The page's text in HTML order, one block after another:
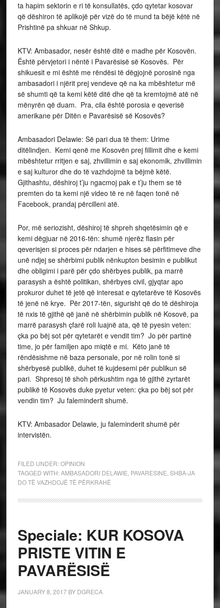
ta hapim sektorin e ri të konsullatës, çdo qytetar kosovar
që dëshiron të aplikojë për vizë do të mund ta bëjë këtë në
Prishtinë pa shkuar në Shkup.
KTV: Ambasador, nesër është ditë e madhe për Kosovën.
Është përvjetori i nëntë i Pavarësisë së Kosovës. Për
shikuesit e mi është me rëndësi të dëgjojnë porosinë nga
ambasadori i njërit prej vendeve që na ka mbështetur më
së shumti që ta kemi këtë ditë dhe që ta kremtojmë atë në
mënyrën që duam. Pra, cila është porosia e qeverisë
amerikane për Ditën e Pavarësisë së Kosovës?
Ambasadori Delawie: Së pari dua të them: Urime
ditëlindjen. Kemi qenë me Kosovën prej fillimit dhe e kemi
mbështetur rritjen e saj, zhvillimin e saj ekonomik, zhvillimin
e saj kulturor dhe do të vazhdojmë ta bëjmë këtë.
Gjithashtu, dëshiroj t’ju ngacmoj pak e t’ju them se të
premten do ta kemi një video të re në faqen tonë në
Facebook, prandaj përcilleni atë.
Por, më seriozisht, dëshiroj të shpreh shqetësimin që e
kemi dëgjuar në 2016-tën: shumë njerëz flasin për
qeverisjen si proces për ndarjen e hises së përfitimeve dhe
unë ndjej se shërbimi publik nënkupton besimin e publikut
dhe obligimi i parë për çdo shërbyes publik, pa marrë
parasysh a është politikan, shërbyes civil, gjyqtar apo
prokuror duhet të jetë që interesat e qytetarëve të Kosovës
të jenë në krye. Për 2017-tën, sigurisht që do të dëshiroja
të nxis të gjithë që janë në shërbimin publik në Kosovë, pa
marrë parasysh çfarë roli luajnë ata, që të pyesin veten:
çka po bëj sot për qytetarët e vendit tim? Jo për partinë
time, jo për familjen apo miqtë e mi. Këto janë të
rëndësishme në baza personale, por në rolin tonë si
shërbyesë publikë, duhet të kujdesemi për publikun së
pari. Shpresoj të shoh përkushtim nga të gjithë zyrtarët
publikë të Kosovës duke pyetur veten: çka po bëj sot për
vendin tim? Ju faleminderit shumë.
KTV: Ambasador Delawie, ju faleminderit shumë për
intervistën.
FILED UNDER:OPINION
TAGGED WITH:AMBASADORI DELAWIE PAVARESINE SHBA-JA
DO TË VAZHDOJË TË PËRKRAHË
Speciale: KUR KOSOVA
PRISTE VITIN E
PAVARËSISË
JANUARY 8, 2017BY DGRECA